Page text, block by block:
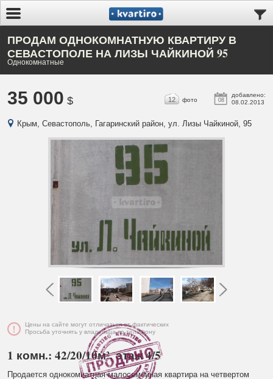
ПРОДАМ ОДНОКОМНАТНУЮ КВАРТИРУ В
СЕВАСТОПОЛЕ НА ЛИЗЫ ЧАЙКИНОЙ 95
Однокомнатные
35 000 $ 08
добавлено:
08.02.2013
12 фото
Крым, Севастополь, Гагаринский район, ул. Лизы Чайкиной, 95
Цены на сайте могут отличаться от фактических
Просьба уточнять у владельца по телефону
1 комн.: 42/20/10м², этаж 4/5
Продается однокомнатная малосемейная квартира на четвертом